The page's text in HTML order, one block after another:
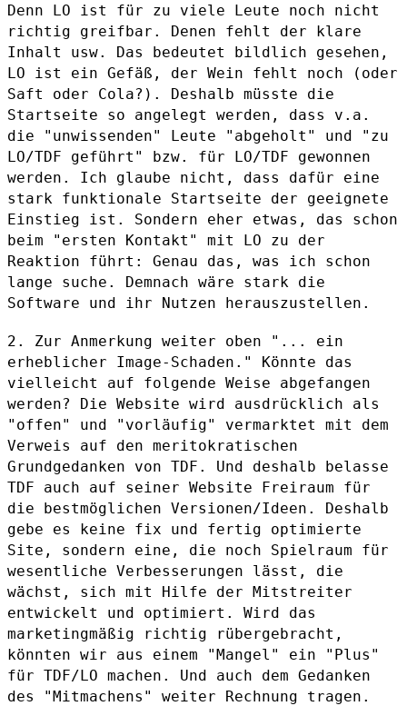
Denn LO ist für zu viele Leute noch nicht
richtig greifbar. Denen fehlt der klare
Inhalt usw. Das bedeutet bildlich gesehen,
LO ist ein Gefäß, der Wein fehlt noch (oder
Saft oder Cola?). Deshalb müsste die
Startseite so angelegt werden, dass v.a.
die
"unwissenden" Leute "abgeholt" und "zu
LO/TDF geführt" bzw. für LO/TDF gewonnen
werden. Ich glaube nicht, dass dafür eine
stark funktionale Startseite der geeignete
Einstieg ist. Sondern eher etwas, das schon
beim "ersten Kontakt" mit LO zu der
Reaktion führt: Genau das, was ich schon
lange suche. Demnach wäre stark die
Software und ihr Nutzen herauszustellen.
2. Zur Anmerkung weiter oben "... ein
erheblicher Image-Schaden." Könnte das
vielleicht auf folgende Weise abgefangen
werden? Die Website wird ausdrücklich als
"offen" und "vorläufig" vermarktet mit dem
Verweis auf den meritokratischen
Grundgedanken von TDF. Und deshalb belasse
TDF auch auf seiner Website Freiraum für
die bestmöglichen Versionen/Ideen. Deshalb
gebe es keine fix und fertig optimierte
Site, sondern eine, die noch Spielraum für
wesentliche Verbesserungen lässt, die
wächst, sich mit Hilfe der Mitstreiter
entwickelt und optimiert. Wird das
marketingmäßig richtig rübergebracht,
könnten wir aus einem
"Mangel" ein "Plus"
für TDF/LO machen. Und auch dem Gedanken
des
"Mitmachens" weiter Rechnung tragen.